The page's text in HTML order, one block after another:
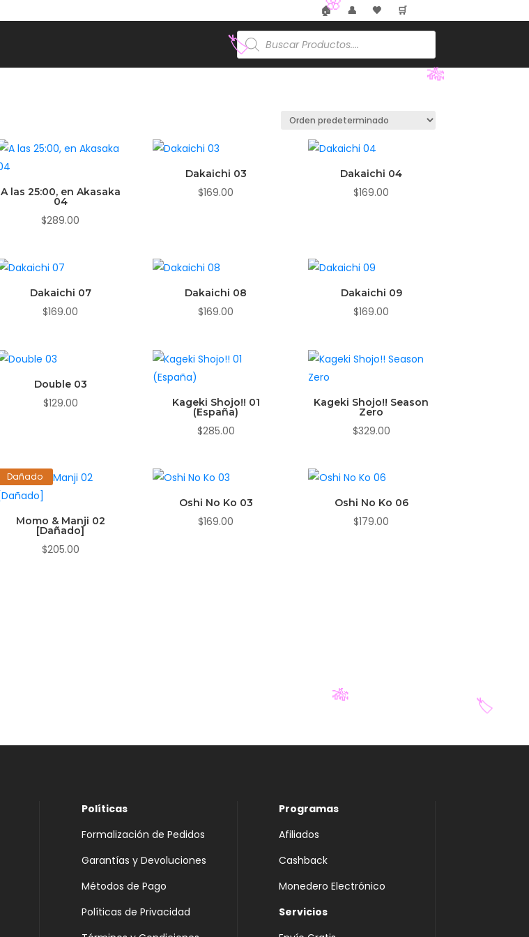
🏠 👤 🖤 🛒
Búsqueda
de
productos
A las 25:00, en Akasaka
04
$289.00
Dakaichi 03
$169.00
Dakaichi 04
$169.00
Dakaichi 07
$169.00
Dakaichi 08
$169.00
Dakaichi 09
$169.00
Double 03
$129.00 Kageki Shojo!! 01
(España)
$285.00
Kageki Shojo!! Season
Zero
$329.00
Dañado
Momo & Manji 02
[Dañado]
$205.00
Oshi No Ko 03
$169.00
Oshi No Ko 06
$179.00
Políticas
Formalización de Pedidos
Garantías y Devoluciones
Métodos de Pago
Políticas de Privacidad
Programas
Afiliados
Cashback
Monedero Electrónico
Servicios
🎋